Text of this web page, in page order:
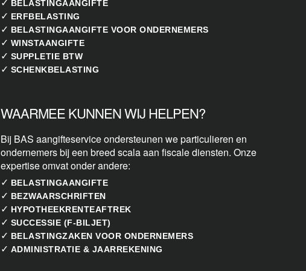
BELASTINGAANGIFTE
✓ ERFBELASTING
✓ BELASTINGAANGIFTE VOOR ONDERNEMERS
✓ WINSTAANGIFTE
✓ SUPPLETIE BTW
✓ SCHENKBELASTING
WAARMEE KUNNEN WIJ HELPEN?
Bij BAS aangifteservice ondersteunen we particulieren en
ondernemers bij een breed scala aan fiscale diensten. Onze
expertise omvat onder andere:
✓ BELASTINGAANGIFTE
✓ BEZWAARSCHRIFTEN
✓ HYPOTHEEKRENTEAFTREK
✓ SUCCESSIE (F-BILJET)
✓ BELASTINGZAKEN VOOR ONDERNEMERS
✓ ADMINISTRATIE & JAARREKENING